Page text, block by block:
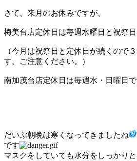
さて、来月のお休みですが、
梅美台店定休日は毎週水曜日と祝祭日
（今月は祝祭日と定休日が続くので
す。ご注意ください。）
南加茂台店定休日は毎週水・日曜日で
だいぶ朝晩は寒くなってきましたね
です
マスクをしていても水分をしっかり